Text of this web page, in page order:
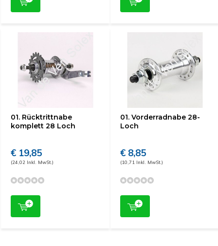
01. Rücktrittnabe
komplett 28 Loch
€ 19,85
(24,02 Inkl. MwSt.)
01. Vorderradnabe 28-
Loch
€ 8,85
(10,71 Inkl. MwSt.)